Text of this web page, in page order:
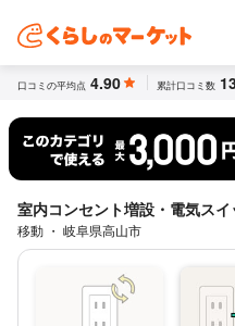
口コミの平均点 4.90 累計口コミ数
室内コンセント増設・電気スイ
移動 ・ 岐阜県高山市